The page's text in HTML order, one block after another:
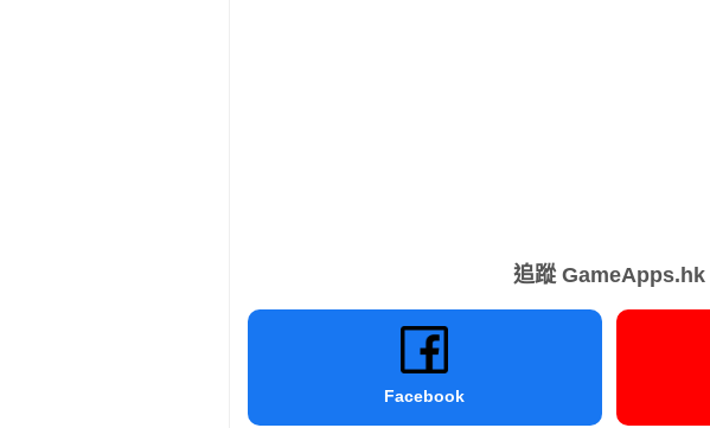
追蹤 GameApps.hk
Facebook